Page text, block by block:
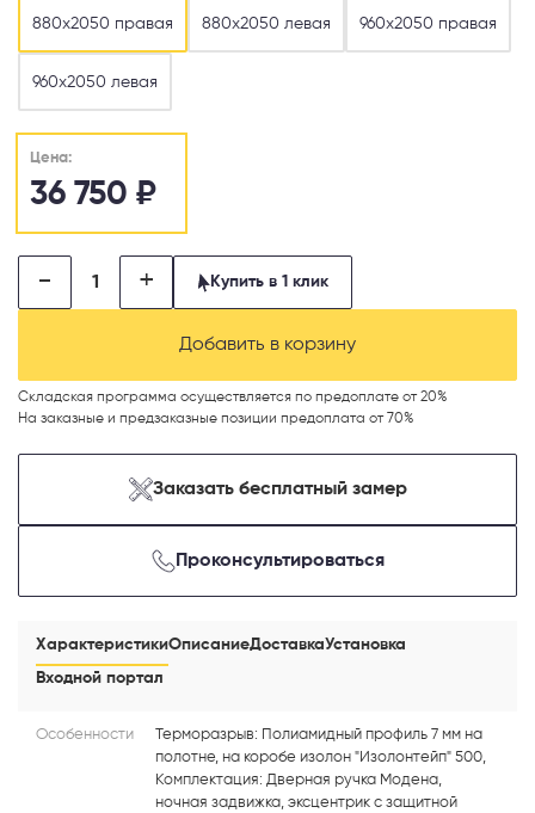
880х2050 правая 880х2050 левая 960х2050 правая
960х2050 левая
Цена:
36 750 ₽
- + Купить в 1 клик
Добавить в корзину
Складская программа осуществляется по предоплате от 20%
На заказные и предзаказные позиции предоплата от 70%
Заказать бесплатный замер
Проконсультироваться
ХарактеристикиОписаниеДоставкаУстановка
Входной портал
Особенности
Терморазрыв: Полиамидный профиль 7 мм на
полотне, на коробе изолон "Изолонтейп" 500,
Комплектация: Дверная ручка Модена,
ночная задвижка, эксцентрик с защитной